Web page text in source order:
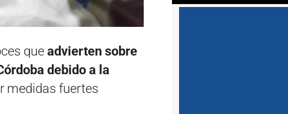
que advierten sobre
debido a la
medidas fuertes